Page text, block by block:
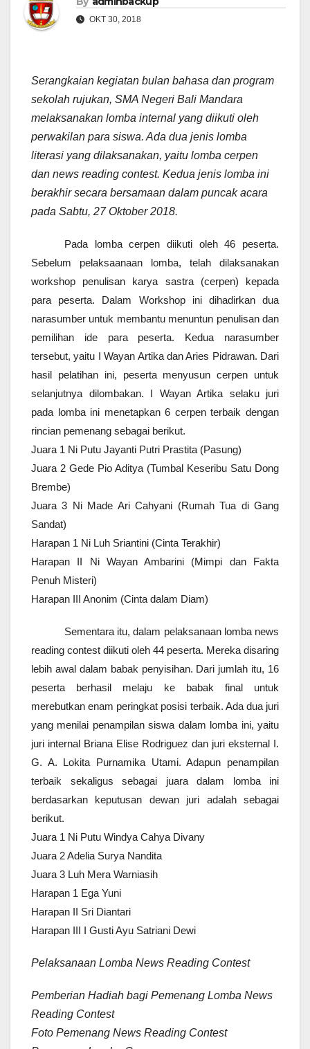
OKT 30, 2018
Serangkaian kegiatan bulan bahasa dan program
sekolah rujukan, SMA Negeri Bali Mandara
melaksanakan lomba internal yang diikuti oleh
perwakilan para siswa. Ada dua jenis lomba
literasi yang dilaksanakan, yaitu lomba cerpen
dan news reading contest. Kedua jenis lomba ini
berakhir secara bersamaan dalam puncak acara
pada Sabtu, 27 Oktober 2018.
Pada lomba cerpen diikuti oleh 46 peserta.
Sebelum pelaksaanaan lomba, telah dilaksanakan
workshop penulisan karya sastra (cerpen) kepada
para peserta. Dalam Workshop ini dihadirkan dua
narasumber untuk membantu menuntun penulisan dan
pemilihan ide para peserta. Kedua narasumber
tersebut, yaitu I Wayan Artika dan Aries Pidrawan. Dari
hasil pelatihan ini, peserta menyusun cerpen untuk
selanjutnya dilombakan. I Wayan Artika selaku juri
pada lomba ini menetapkan 6 cerpen terbaik dengan
rincian pemenang sebagai berikut.
Juara 1 Ni Putu Jayanti Putri Prastita (Pasung)
Juara 2 Gede Pio Aditya (Tumbal Keseribu Satu Dong
Brembe)
Juara 3 Ni Made Ari Cahyani (Rumah Tua di Gang
Sandat)
Harapan 1 Ni Luh Sriantini (Cinta Terakhir)
Harapan II Ni Wayan Ambarini (Mimpi dan Fakta
Penuh Misteri)
Harapan III Anonim (Cinta dalam Diam)
Sementara itu, dalam pelaksanaan lomba news
reading contest diikuti oleh 44 peserta. Mereka disaring
lebih awal dalam babak penyisihan. Dari jumlah itu, 16
peserta berhasil melaju ke babak final untuk
merebutkan enam peringkat posisi terbaik. Ada dua juri
yang menilai penampilan siswa dalam lomba ini, yaitu
juri internal Briana Elise Rodriguez dan juri eksternal I.
G. A. Lokita Purnamika Utami. Adapun penampilan
terbaik sekaligus sebagai juara dalam lomba ini
berdasarkan keputusan dewan juri adalah sebagai
berikut.
Juara 1 Ni Putu Windya Cahya Divany
Juara 2 Adelia Surya Nandita
Juara 3 Luh Mera Warniasih
Harapan 1 Ega Yuni
Harapan II Sri Diantari
Harapan III I Gusti Ayu Satriani Dewi
Pelaksanaan Lomba News Reading Contest
Pemberian Hadiah bagi Pemenang Lomba News
Reading Contest
Foto Pemenang News Reading Contest